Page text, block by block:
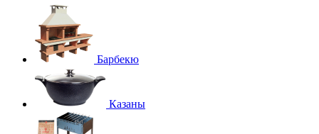
Барбекю
Казаны